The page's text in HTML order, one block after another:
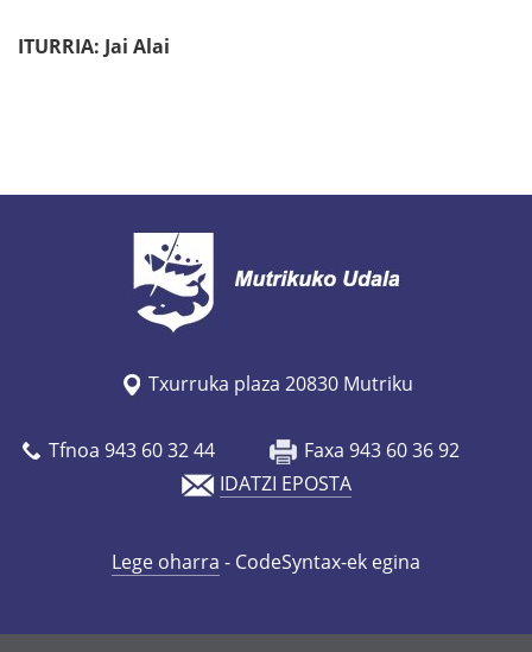
ITURRIA: Jai Alai
Txurruka plaza 20830 Mutriku
Tfnoa 943 60 32 44
Faxa 943 60 36 92
IDATZI EPOSTA
Lege oharra - CodeSyntax-ek egina